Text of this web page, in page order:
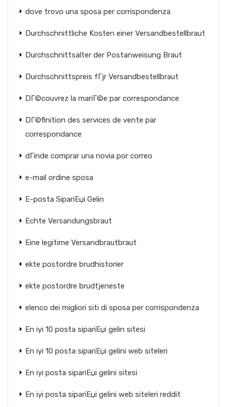
dove trovo una sposa per corrispondenza
Durchschnittliche Kosten einer Versandbestellbraut
Durchschnittsalter der Postanweisung Braut
Durchschnittspreis fГјr Versandbestellbraut
DГ©couvrez la mariГ©e par correspondance
DГ©finition des services de vente par
correspondance
dГіnde comprar una novia por correo
e-mail ordine sposa
E-posta SipariЕџi Gelin
Echte Versandungsbraut
Eine legitime Versandbrautbraut
ekte postordre brudhistorier
ekte postordre brudtjeneste
elenco dei migliori siti di sposa per corrispondenza
En iyi 10 posta sipariЕџi gelin sitesi
En iyi 10 posta sipariЕџi gelini web siteleri
En iyi posta sipariЕџi gelini sitesi
En iyi posta sipariЕџi gelini web siteleri reddit